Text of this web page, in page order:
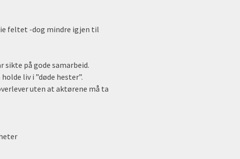
feltet -dog mindre igjen til
på gode samarbeid.
liv i ”døde hester”.
uten at aktørene må ta